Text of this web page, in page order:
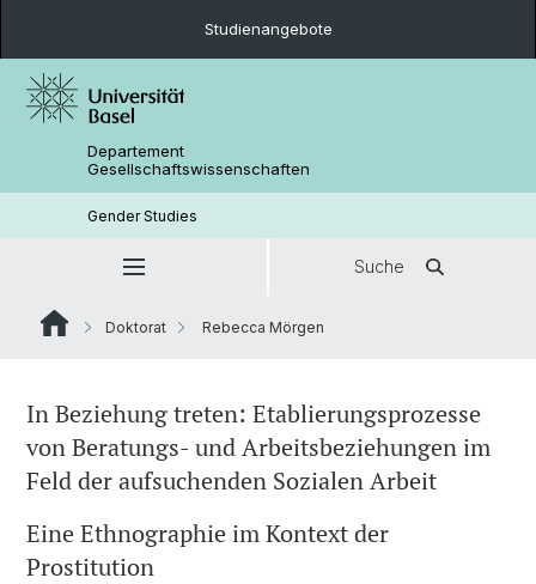
Studienangebote
Departement
Gesellschaftswissenschaften
Gender Studies
Suche
Doktorat Rebecca Mörgen
In Beziehung treten: Etablierungsprozesse
von Beratungs- und Arbeitsbeziehungen im
Feld der aufsuchenden Sozialen Arbeit
Eine Ethnographie im Kontext der
Prostitution